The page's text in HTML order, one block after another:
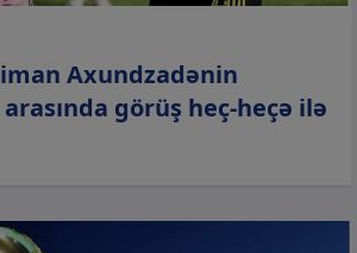
Axundzadənin
görüş heç-heçə ilə